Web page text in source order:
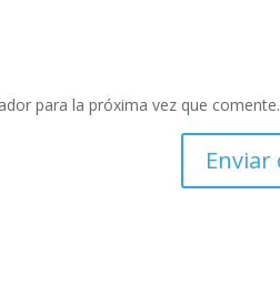
para la próxima vez que comente.